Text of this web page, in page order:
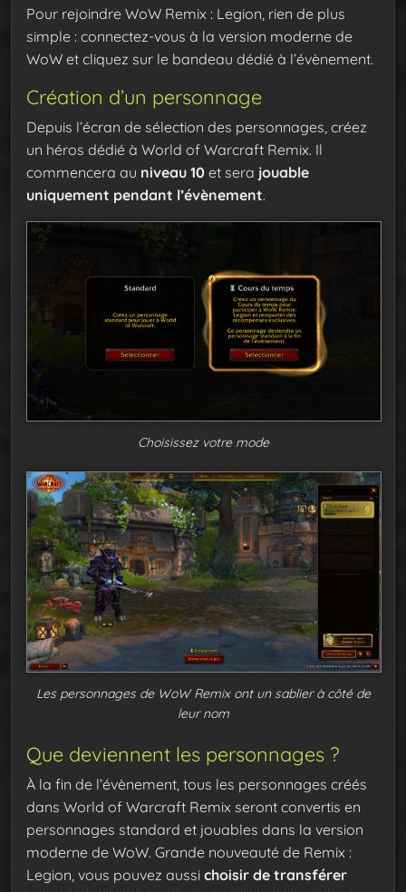
Pour rejoindre WoW Remix : Legion, rien de plus
simple : connectez-vous à la version moderne de
WoW et cliquez sur le bandeau dédié à l’évènement.
Création d’un personnage
Depuis l’écran de sélection des personnages, créez
un héros dédié à World of Warcraft Remix. Il
commencera au niveau 10 et sera jouable
uniquement pendant l’évènement.
Choisissez votre mode
Les personnages de WoW Remix ont un sablier à côté de
leur nom
Que deviennent les personnages ?
À la fin de l’évènement, tous les personnages créés
dans World of Warcraft Remix seront convertis en
personnages standard et jouables dans la version
moderne de WoW. Grande nouveauté de Remix :
Legion, vous pouvez aussi choisir de transférer